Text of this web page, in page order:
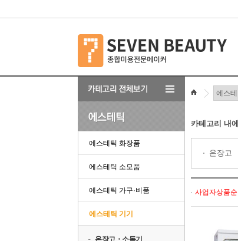
에스테틱 화장품
에스테틱 소모품
에스테틱 가구·비품
에스테틱 기기
온장고・소독기
카테고리 내에
온장고
사업자상품순